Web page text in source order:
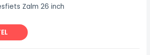
Zalm 26 inch